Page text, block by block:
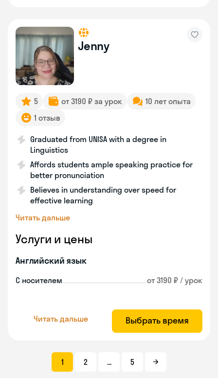
Jenny
5 от 3190 ₽ за урок
10 лет опыта
1 отзыв
Graduated from UNISA with a degree in
Linguistics
Affords students ample speaking practice for
better pronunciation
Believes in understanding over speed for
effective learning
Читать дальше
Услуги и цены
Английский язык
С носителем от 3190 ₽ / урок
Читать дальше Выбрать время
1 2 ... 5